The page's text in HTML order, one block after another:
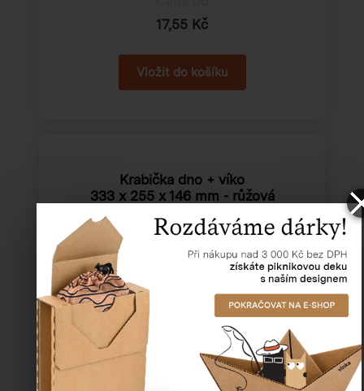
17,55 Kč
Krabička dno + víko
333 x 255 x 146 mm - růžová
Katalogové číslo: 52508